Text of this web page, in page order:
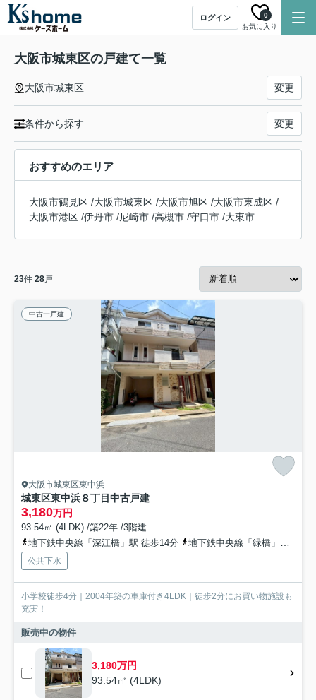
ログイン
お気に入り
0
大阪市城東区の戸建て一覧
大阪市城東区 変更
条件から探す 変更
おすすめのエリア
大阪市鶴見区 /大阪市城東区 /大阪市旭区 /大阪市東成区 /
大阪市港区 /伊丹市 /尼崎市 /高槻市 /守口市 /大東市
23件 28戸
中古一戸建
大阪市城東区東中浜
城東区東中浜８丁目中古戸建
3,180万円
93.54㎡ (4LDK) /築22年 /3階建
地下鉄中央線「深江橋」駅 徒歩14分
地下鉄中央線「緑橋」駅 徒歩14分
公共下水
小学校徒歩4分｜2004年築の車庫付き4LDK｜徒歩2分にお買い物施設も
充実！
販売中の物件
3,180万円
93.54㎡ (4LDK)